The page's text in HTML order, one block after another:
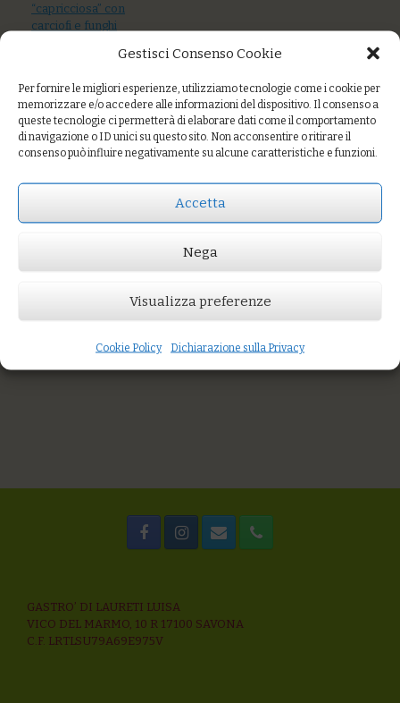
Gestisci Consenso Cookie
Per fornire le migliori esperienze, utilizziamo tecnologie come i cookie per
memorizzare e/o accedere alle informazioni del dispositivo. Il consenso a
queste tecnologie ci permetterà di elaborare dati come il comportamento
di navigazione o ID unici su questo sito. Non acconsentire o ritirare il
consenso può influire negativamente su alcune caratteristiche e funzioni.
Accetta
Nega
Visualizza preferenze
Cookie Policy Dichiarazione sulla Privacy
Riso integrale agli agretti, acciughe fresche e capperi
Farro monococco con gamberi rosa e broccoletti
“capricciosa” con
carciofi e funghi
bianco di mare,
zucchine e timo
Zuppetta di
pescato
GASTRO’ DI LAURETI LUISA
VICO DEL MARMO, 10 R 17100 SAVONA
C.F. LRTLSU79A69E975V